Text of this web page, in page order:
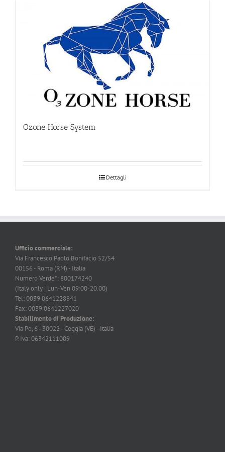
Ozone Horse System
Dettagli
Ufficio commerciale:
Via Francesco Paolo Bonifacio 52/54
00156 - Roma (RM) - Italia
Numero Verde*: 800174240
(Italy only | Lun-Ven 09:00-20.00)
Tel: 0039 0641228841
Fax: 0039 0641227020
Stabilimento di Produzione:
Via Po, 6 - 30022 - Ceggia (VE) - Italia
P. Iva: 06342111009